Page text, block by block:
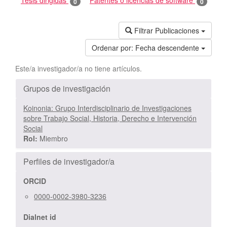
Filtrar Publicaciones
Ordenar por: Fecha descendente
Este/a investigador/a no tiene artículos.
Grupos de investigación
Koinonia: Grupo Interdisciplinario de Investigaciones
sobre Trabajo Social, Historia, Derecho e Intervención
Social
Rol: Miembro
Perfiles de investigador/a
ORCID
0000-0002-3980-3236
Dialnet id